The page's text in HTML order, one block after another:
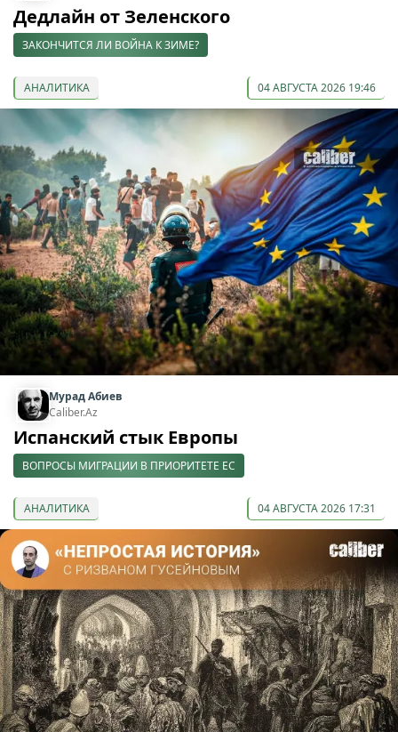
Дедлайн от Зеленского
ЗАКОНЧИТСЯ ЛИ ВОЙНА К ЗИМЕ?
АНАЛИТИКА 04 АВГУСТА 2026 19:46
Мурад Абиев
Caliber.Az
Испанский стык Европы
ВОПРОСЫ МИГРАЦИИ В ПРИОРИТЕТЕ ЕС
АНАЛИТИКА 04 АВГУСТА 2026 17:31